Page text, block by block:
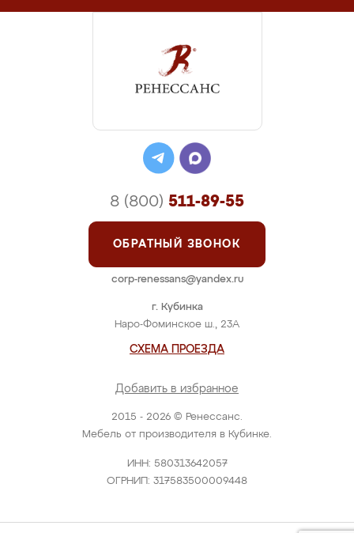
2015 - 2026 © Ренессанс.
Мебель от производителя в Кубинке.
ИНН: 580313642057
ОГРНИП: 317583500009448
г. Кубинка
Наро-Фоминское ш., 23А
СХЕМА ПРОЕЗДА
Добавить в избранное
8 (800) 511-89-55
ОБРАТНЫЙ ЗВОНОК
corp-renessans@yandex.ru